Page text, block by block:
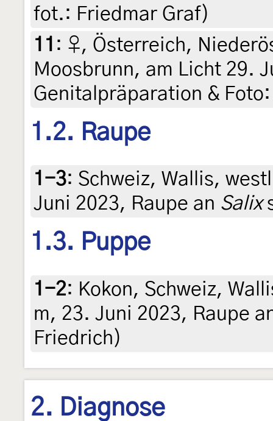
fot.: Friedmar Graf)
11 : ♀, Österreich,
Moosbrunn, am Licht 29.
Genitalpräparation &
1.2. Raupe
1-3: Schweiz, Wallis,
Juni 2023, Raupe an Salix
1.3. Puppe
1-2: Kokon, Schweiz,
m, 23. Juni 2023, Raupe
Friedrich)
2. Diagnose